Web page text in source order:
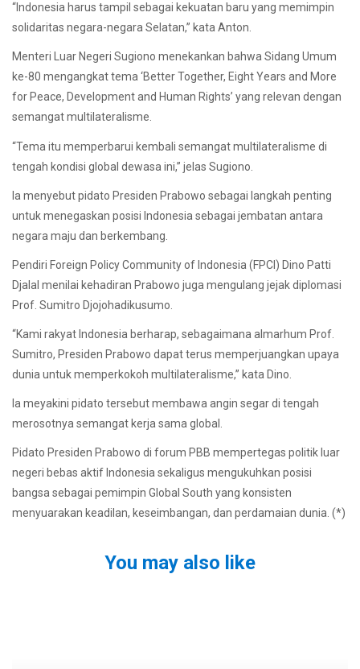
“Indonesia harus tampil sebagai kekuatan baru yang memimpin
solidaritas negara-negara Selatan,” kata Anton.
Menteri Luar Negeri Sugiono menekankan bahwa Sidang Umum
ke-80 mengangkat tema ‘Better Together, Eight Years and More
for Peace, Development and Human Rights’ yang relevan dengan
semangat multilateralisme.
“Tema itu memperbarui kembali semangat multilateralisme di
tengah kondisi global dewasa ini,” jelas Sugiono.
Ia menyebut pidato Presiden Prabowo sebagai langkah penting
untuk menegaskan posisi Indonesia sebagai jembatan antara
negara maju dan berkembang.
Pendiri Foreign Policy Community of Indonesia (FPCI) Dino Patti
Djalal menilai kehadiran Prabowo juga mengulang jejak diplomasi
Prof. Sumitro Djojohadikusumo.
“Kami rakyat Indonesia berharap, sebagaimana almarhum Prof.
Sumitro, Presiden Prabowo dapat terus memperjuangkan upaya
dunia untuk memperkokoh multilateralisme,” kata Dino.
Ia meyakini pidato tersebut membawa angin segar di tengah
merosotnya semangat kerja sama global.
Pidato Presiden Prabowo di forum PBB mempertegas politik luar
negeri bebas aktif Indonesia sekaligus mengukuhkan posisi
bangsa sebagai pemimpin Global South yang konsisten
menyuarakan keadilan, keseimbangan, dan perdamaian dunia. (*)
You may also like